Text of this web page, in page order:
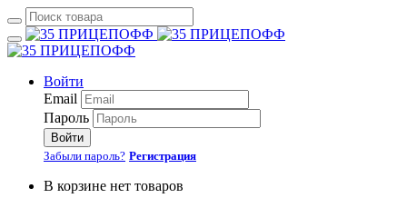
Войти
Email
Пароль
Войти
Забыли пароль? Регистрация
В корзине нет товаров